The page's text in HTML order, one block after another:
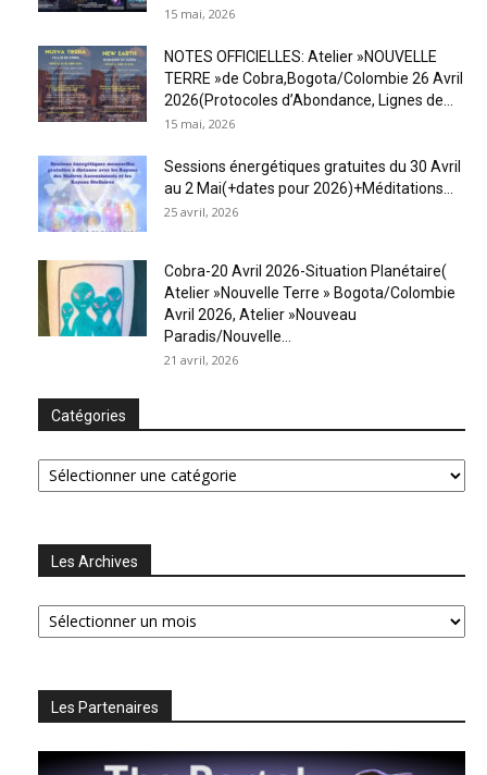
15 mai, 2026
NOTES OFFICIELLES: Atelier »NOUVELLE
TERRE »de Cobra,Bogota/Colombie 26 Avril
2026(Protocoles d’Abondance, Lignes de...
15 mai, 2026
Sessions énergétiques gratuites du 30 Avril
au 2 Mai(+dates pour 2026)+Méditations...
25 avril, 2026
Cobra-20 Avril 2026-Situation Planétaire(
Atelier »Nouvelle Terre » Bogota/Colombie
Avril 2026, Atelier »Nouveau
Paradis/Nouvelle...
21 avril, 2026
Catégories
Catégories
Les Archives
Les
Archives
Les Partenaires